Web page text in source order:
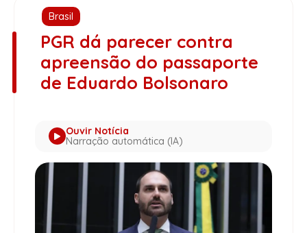
Brasil
PGR dá parecer contra
apreensão do passaporte
de Eduardo Bolsonaro
Ouvir Notícia
Narração automática (IA)